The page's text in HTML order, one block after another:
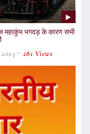
महाकुंभ भगदड़ के कारण सभी
281 Views